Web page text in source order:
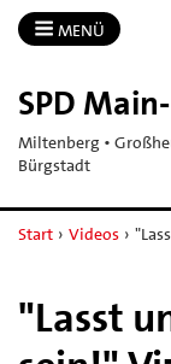
MENÜ
SPD
Miltenberg •
Bürgstadt
Start › Videos ›
"Lasst